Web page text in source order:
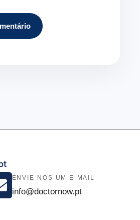
ENVIE-NOS UM E-MAIL
info@doctornow.pt